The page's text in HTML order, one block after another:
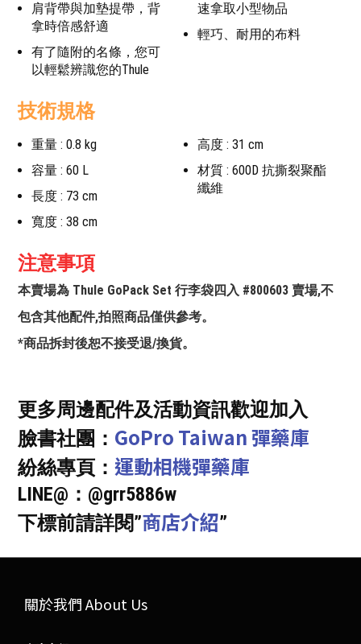
肩背帶與加墊提帶，背
拿時倍感舒適
有了隨附的名條，您可
以輕鬆辨識您的Thule
速拿取小型物品
輕巧、耐用的布料
技術規格
重量 : 0.8 kg
容量 : 60 L
長度 : 73 cm
寬度 : 38 cm
高度 : 31 cm
材質 : 600D 抗撕裂聚酯
纖維
注意事項
本賣場為 Thule GoPack Set 行李袋四入 #800603 賣場,不
包含其他配件,拍照商品僅供參考。
*商品拆封後恕不接受退/換貨。
更多周邊配件及活動資訊歡迎加入
臉書社團： GoPro Taiwan 彈藥庫
紛絲專頁： 運動相機彈藥庫
LINE@：@grr5886w
下標前請詳閱”商店介紹”
關於我們 About Us